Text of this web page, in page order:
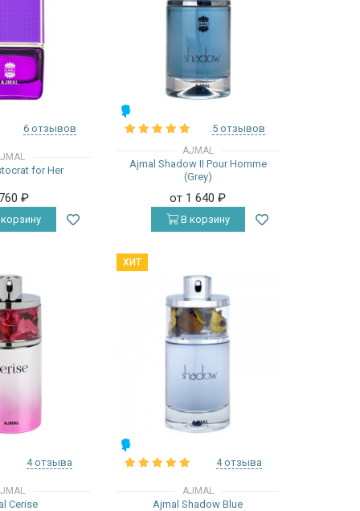
6 отзывов
for Her
₽
5 отзывов
AJMAL
Ajmal Shadow II Pour Homme
(Grey)
от 1 640₽
В корзину
4 отзыва
Cerise
ХИТ
4 отзыва
AJMAL
Ajmal Shadow Blue